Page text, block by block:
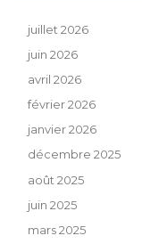
juillet 2026
juin 2026
avril 2026
février 2026
janvier 2026
décembre 2025
août 2025
juin 2025
mars 2025